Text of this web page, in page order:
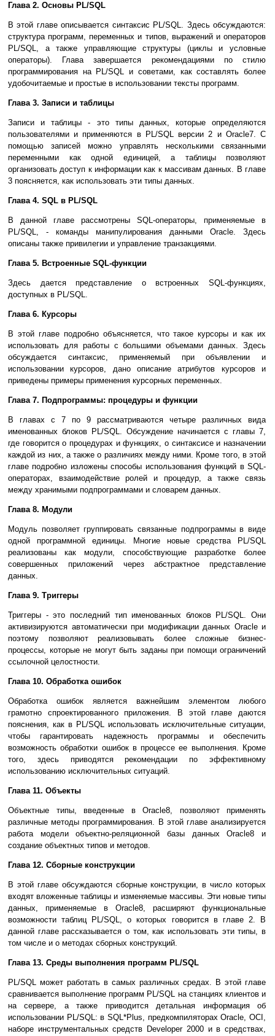
Глава 2. Основы PL/SQL
В этой главе описывается синтаксис PL/SQL. Здесь обсуждаются:
структура программ, переменных и типов, выражений и операторов
PL/SQL, а также управляющие структуры (циклы и условные
операторы). Глава завершается рекомендациями по стилю
программирования на PL/SQL и советами, как составлять более
удобочитаемые и простые в использовании тексты программ.
Глава 3. Записи и таблицы
Записи и таблицы - это типы данных, которые определяются
пользователями и применяются в PL/SQL версии 2 и Oracle7. С
помощью записей можно управлять несколькими связанными
переменными как одной единицей, а таблицы позволяют
организовать доступ к информации как к массивам данных. В главе
3 поясняется, как использовать эти типы данных.
Глава 4. SQL в PL/SQL
В данной главе рассмотрены SQL-операторы, применяемые в
PL/SQL, - команды манипулирования данными Oracle. Здесь
описаны также привилегии и управление транзакциями.
Глава 5. Встроенные SQL-функции
Здесь дается представление о встроенных SQL-функциях,
доступных в PL/SQL.
Глава 6. Курсоры
В этой главе подробно объясняется, что такое курсоры и как их
использовать для работы с большими объемами данных. Здесь
обсуждается синтаксис, применяемый при объявлении и
использовании курсоров, дано описание атрибутов курсоров и
приведены примеры применения курсорных переменных.
Глава 7. Подпрограммы: процедуры и функции
В главах с 7 по 9 рассматриваются четыре различных вида
именованных блоков PL/SQL. Обсуждение начинается с главы 7,
где говорится о процедурах и функциях, о синтаксисе и назначении
каждой из них, а также о различиях между ними. Кроме того, в этой
главе подробно изложены способы использования функций в SQL-
операторах, взаимодействие ролей и процедур, а также связь
между хранимыми подпрограммами и словарем данных.
Глава 8. Модули
Модуль позволяет группировать связанные подпрограммы в виде
одной программной единицы. Многие новые средства PL/SQL
реализованы как модули, способствующие разработке более
совершенных приложений через абстрактное представление
данных.
Глава 9. Триггеры
Триггеры - это последний тип именованных блоков PL/SQL. Они
активизируются автоматически при модификации данных Oracle и
поэтому позволяют реализовывать более сложные бизнес-
процессы, которые не могут быть заданы при помощи ограничений
ссылочной целостности.
Глава 10. Обработка ошибок
Обработка ошибок является важнейшим элементом любого
грамотно спроектированного приложения. В этой главе даются
пояснения, как в PL/SQL использовать исключительные ситуации,
чтобы гарантировать надежность программы и обеспечить
возможность обработки ошибок в процессе ее выполнения. Кроме
того, здесь приводятся рекомендации по эффективному
использованию исключительных ситуаций.
Глава 11. Объекты
Объектные типы, введенные в Oracle8, позволяют применять
различные методы программирования. В этой главе анализируется
работа модели объектно-реляционной базы данных Oracle8 и
создание объектных типов и методов.
Глава 12. Сборные конструкции
В этой главе обсуждаются сборные конструкции, в число которых
входят вложенные таблицы и изменяемые массивы. Эти новые типы
данных, применяемые в Oracle8, расширяют функциональные
возможности таблиц PL/SQL, о которых говорится в главе 2. В
данной главе рассказывается о том, как использовать эти типы, в
том числе и о методах сборных конструкций.
Глава 13. Среды выполнения программ PL/SQL
PL/SQL может работать в самых различных средах. В этой главе
сравнивается выполнение программ PL/SQL на станциях клиентов и
на сервере, а также приводится детальная информация об
использовании PL/SQL: в SQL*Plus, предкомпиляторах Oracle, OCI,
наборе инструментальных средств Developer 2000 и в средствах,